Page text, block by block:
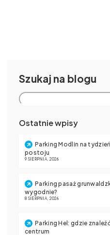
Szukaj
Ostatnie wpisy
Parking Modlin na
postoju
9 SIERPNIA, 2026
Parking pasaż
wygodnie?
8 SIERPNIA, 2026
Parking Hel: gdzie
centrum